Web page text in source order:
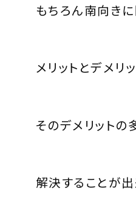
もちろん南向き
メリットとデメリ
そのデメリットの
解決することが出